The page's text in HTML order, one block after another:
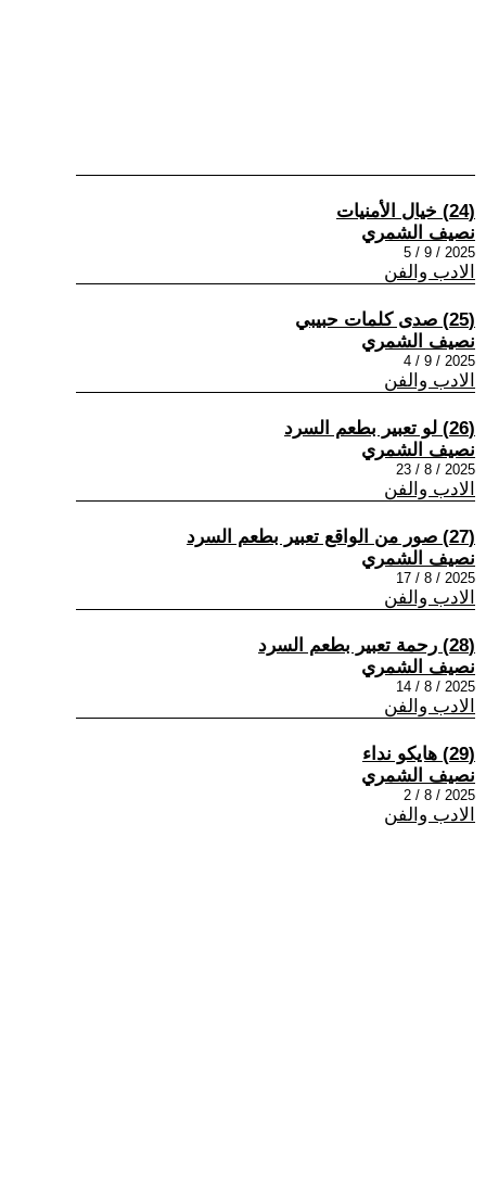
(24) خيال الأمنيات
نصيف الشمري
2025 / 9 / 5
الادب والفن
(25) صدى كلمات حبيبي
نصيف الشمري
2025 / 9 / 4
الادب والفن
(26) لو تعبير بطعم السرد
نصيف الشمري
2025 / 8 / 23
الادب والفن
(27) صور من الواقع تعبير بطعم السرد
نصيف الشمري
2025 / 8 / 17
الادب والفن
(28) رحمة تعبير بطعم السرد
نصيف الشمري
2025 / 8 / 14
الادب والفن
(29) هايكو نداء
نصيف الشمري
2025 / 8 / 2
الادب والفن